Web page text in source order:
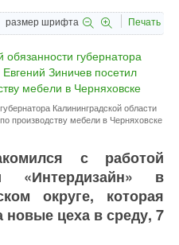
размер шрифта Печать
Калининградской области
производству мебели в Черняховске
с работой
«Интердизайн» в
округе, которая
цеха в среду, 7